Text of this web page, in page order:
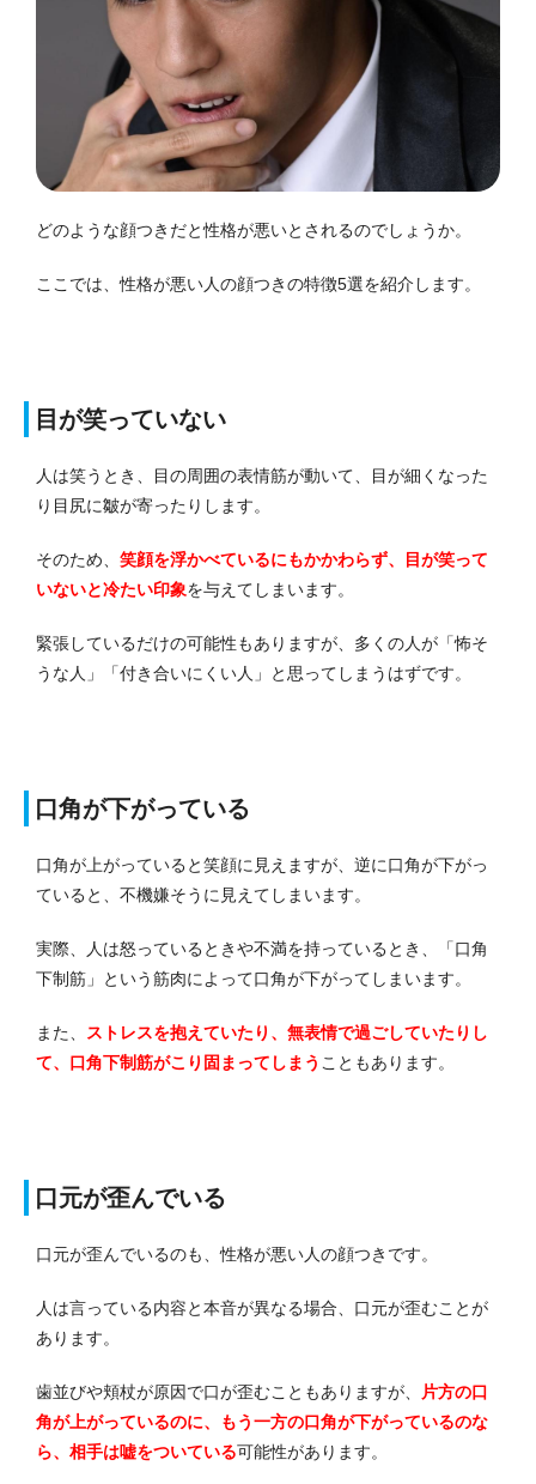
どのような顔つきだと性格が悪いとされるのでしょうか。
ここでは、性格が悪い人の顔つきの特徴5選を紹介します。
目が笑っていない
人は笑うとき、目の周囲の表情筋が動いて、目が細くなった
り目尻に皺が寄ったりします。
そのため、 笑顔を浮かべているにもかかわらず、目が笑って
いないと冷たい印象を与えてしまいます。
緊張しているだけの可能性もありますが、多くの人が「怖そ
うな人」「付き合いにくい人」と思ってしまうはずです。
口角が下がっている
口角が上がっていると笑顔に見えますが、逆に口角が下がっ
ていると、不機嫌そうに見えてしまいます。
実際、人は怒っているときや不満を持っているとき、「口角
下制筋」という筋肉によって口角が下がってしまいます。
また、
ストレスを抱えていたり、無表情で過ごしていたりし
て、口角下制筋がこり固まってしまう こともあります。
口元が歪んでいる
口元が歪んでいるのも、性格が悪い人の顔つきです。
人は言っている内容と本音が異なる場合、口元が歪むことが
あります。
歯並びや頬杖が原因で口が歪むこともありますが、
片方の口
角が上がっているのに、もう一方の口角が下がっているのな
ら、相手は嘘をついている可能性があります。